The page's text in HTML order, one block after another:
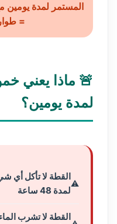
المستمر لمدة يومين
=
🚨 ماذا يعني
لمدة يومين؟
القطة لا تأكل أي
لمدة 48 ساعة
القطة لا تشرب